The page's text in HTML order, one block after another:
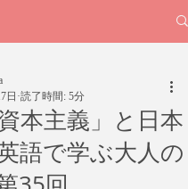
本主義」と日本
語で学ぶ大人の
日 読了時間: 5分